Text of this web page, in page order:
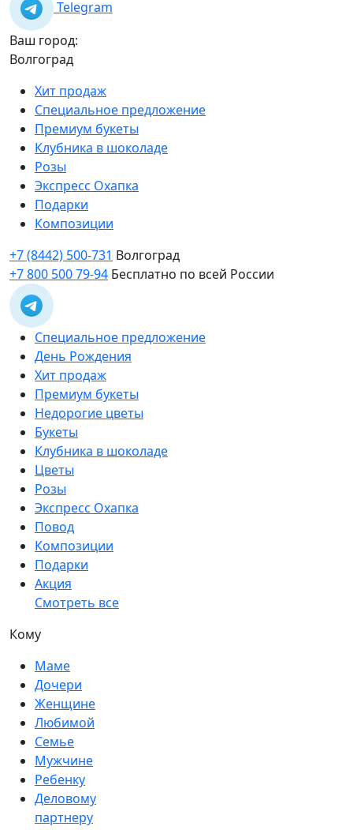
Telegram
Ваш город:
Волгоград
Хит продаж
Специальное предложение
Премиум букеты
Клубника в шоколаде
Розы
Экспресс Охапка
Подарки
Композиции
+7 (8442) 500-731 Волгоград
+7 800 500 79-94 Бесплатно по всей России
Специальное предложение
День Рождения
Хит продаж
Премиум букеты
Недорогие цветы
Букеты
Клубника в шоколаде
Цветы
Розы
Экспресс Охапка
Повод
Композиции
Подарки
Акция
Смотреть все
Кому
Маме
Дочери
Женщине
Любимой
Семье
Мужчине
Ребенку
Деловому
партнеру